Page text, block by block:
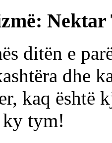
Nektar
ditën e
dhe
kaq është
ky tym!